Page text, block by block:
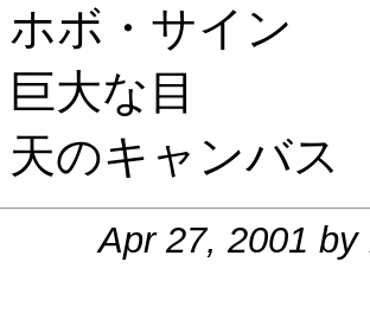
ホボ・サイン
巨大な目
天のキャンバス
Apr 27, 2001 by